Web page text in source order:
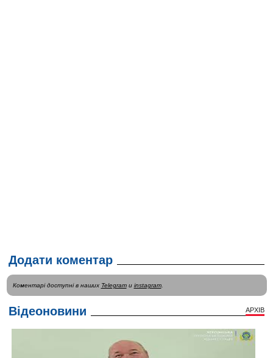
Додати коментар
Коментарі доступні в наших Telegramи instagram.
Відеоновини АРХІВ